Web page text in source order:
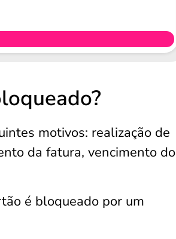
motivos: realização de
da fatura, vencimento do
é bloqueado por um